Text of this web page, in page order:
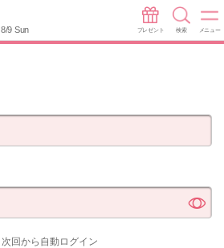
8/9 Sun プレゼント 検索 メニュー
次回から自動ログイン